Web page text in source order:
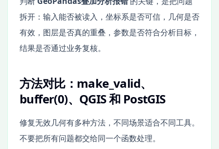
拆开：输入能否被读入，坐标系是否可信，几何是否
有效，图层是否真的重叠，参数是否符合分析目标，
结果是否通过业务复核。
方法对比：make_valid、
buffer(0)、QGIS 和 PostGIS
修复无效几何有多种方法，不同场景适合不同工具。
不要把所有问题都交给同一个函数处理。